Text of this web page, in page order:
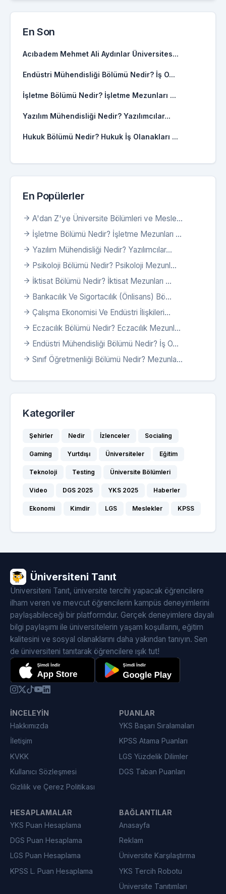
En Son
Acıbadem Mehmet Ali Aydınlar Üniversites...
Endüstri Mühendisliği Bölümü Nedir? İş O...
İşletme Bölümü Nedir? İşletme Mezunları ...
Yazılım Mühendisliği Nedir? Yazılımcılar...
Hukuk Bölümü Nedir? Hukuk İş Olanakları ...
En Popülerler
A'dan Z'ye Üniversite Bölümleri ve Mesle...
İşletme Bölümü Nedir? İşletme Mezunları ...
Yazılım Mühendisliği Nedir? Yazılımcılar...
Psikoloji Bölümü Nedir? Psikoloji Mezunl...
İktisat Bölümü Nedir? İktisat Mezunları ...
Bankacılık Ve Sigortacılık (Önlisans) Bö...
Çalışma Ekonomisi Ve Endüstri İlişkileri...
Eczacılık Bölümü Nedir? Eczacılık Mezunl...
Endüstri Mühendisliği Bölümü Nedir? İş O...
Sınıf Öğretmenliği Bölümü Nedir? Mezunla...
Kategoriler
Şehirler Nedir İzlenceler Socialing
Gaming Yurtdışı Üniversiteler Eğitim
Teknoloji Testing Üniversite Bölümleri
Video DGS 2025 YKS 2025 Haberler
Ekonomi Kimdir LGS Meslekler KPSS
Üniversiteni Tanıt
Üniversiteni Tanıt, üniversite tercihi yapacak öğrencilere
ilham veren ve mevcut öğrencilerin kampüs deneyimlerini
paylaşabileceği bir platformdur. Gerçek deneyimlere dayalı
bilgi paylaşımı ile üniversitelerin yaşam koşullarını, eğitim
kalitesini ve sosyal olanaklarını daha yakından tanıyın. Sen
de üniversiteni tanıtarak öğrencilere ışık tut!
İNCELEYIN
Hakkımızda
İletişim
KVKK
Kullanıcı Sözleşmesi
Gizlilik ve Çerez Politikası
PUANLAR
YKS Başarı Sıralamaları
KPSS Atama Puanları
LGS Yüzdelik Dilimler
DGS Taban Puanları
HESAPLAMALAR
YKS Puan Hesaplama
DGS Puan Hesaplama
LGS Puan Hesaplama
KPSS L. Puan Hesaplama
BAĞLANTILAR
Anasayfa
Reklam
Üniversite Karşılaştırma
YKS Tercih Robotu
Üniversite Tanıtımları